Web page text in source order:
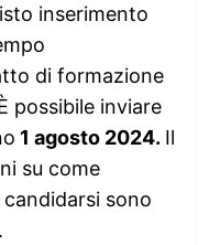
inserimento
di formazione
possibile inviare
1 agosto 2024. Il
su come
sono
.